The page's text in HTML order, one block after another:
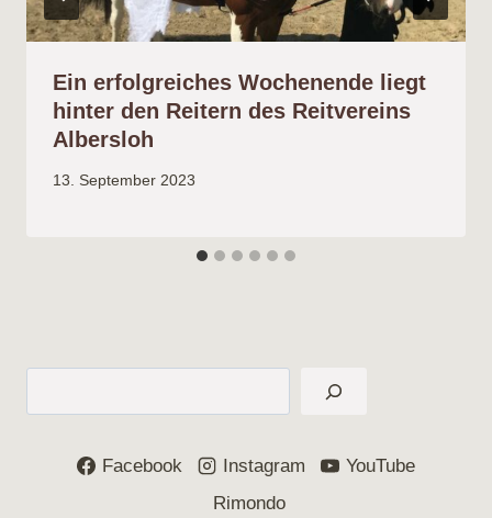
Ein erfolgreiches Wochenende liegt
hinter den Reitern des Reitvereins
Albersloh
13. September 2023
Facebook Instagram
YouTube
Rimondo